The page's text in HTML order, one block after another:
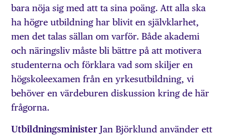
bara nöja sig med att ta sina poäng. Att alla ska
ha högre utbildning har blivit en självklarhet,
men det talas sällan om varför. Både akademi
och näringsliv måste bli bättre på att motivera
studenterna och förklara vad som skiljer en
högskoleexamen från en yrkesutbildning, vi
behöver en värdeburen diskussion kring de här
frågorna.
Utbildningsminister Jan Björklund använder ett